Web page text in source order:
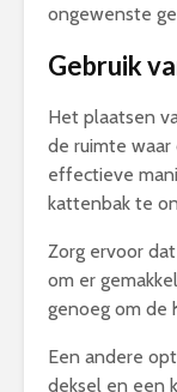
ongewenste
Gebruik
Het plaatsen
de ruimte
effectieve
kattenbak te
Zorg ervoor
om er
genoeg om de
Een andere
deksel en een